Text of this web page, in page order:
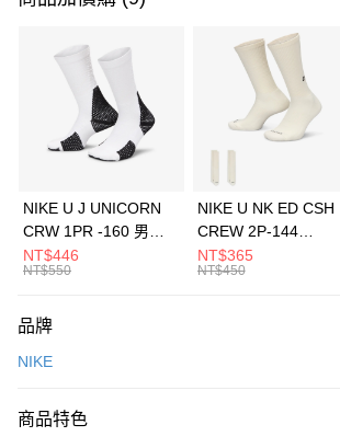
3 期 0 利率 每期
合作金庫商業銀行
第一商業銀行
華南商業銀行
彰化商業銀行
上海商業儲蓄銀行
元大商業銀行
台灣樂天信用卡公司
Apple Pay
全盈+PAY
AFTEE先享後付
【關於「AFTEE先享後付」】
便利好安心！
３．安心：先確認商品／服務後，再付款。
運送方式
每筆NT$100，滿NT$1,500(含以上)免運費
NIKE U J UNICORN
CRW 1PR -160 男女
中統襪 FZ3393100
NT$446
NT$550
NIKE U NK ED CSH
CREW 2P-144
EMBRDY 男女 短統襪
FZ3073133
NT$365
NT$450
品牌
NIKE
商品特色